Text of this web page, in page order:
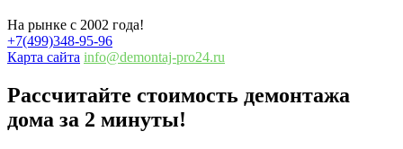
На рынке с 2002 года!
+7(499)348-95-96
Карта сайта info@demontaj-pro24.ru
Рассчитайте стоимость демонтажа
дома за 2 минуты!